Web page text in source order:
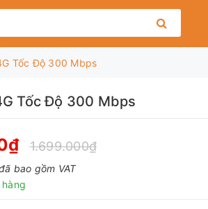
Tốc Độ 300 Mbps
Tốc Độ 300 Mbps
1.699.000₫
bao gồm VAT
hàng